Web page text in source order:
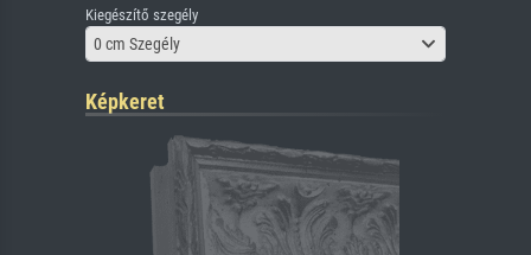
Kiegészítő szegély
0 cm Szegély
Képkeret